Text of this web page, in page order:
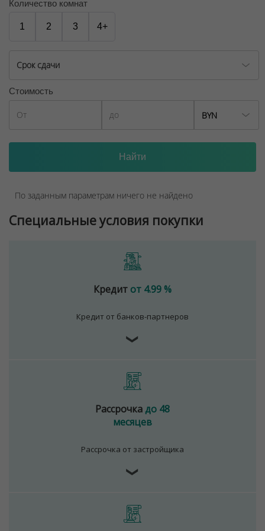
Количество комнат
1 2 3 4+
Срок сдачи
Стоимость
BYN
По заданным параметрам ничего не найдено
Специальные условия покупки
Кредит от 4.99 %
Кредит от банков-партнеров
❯
Рассрочкадо 48
месяцев
Рассрочка от застройщика
❯